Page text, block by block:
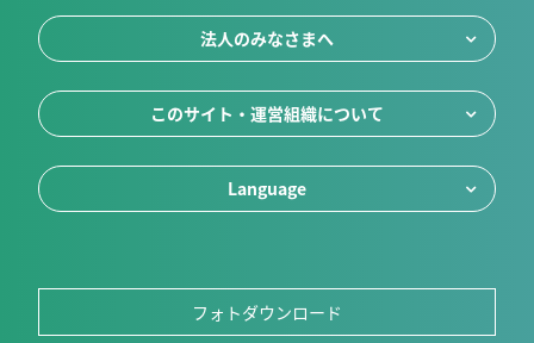
法人のみなさまへ
このサイト・運営組織について
Language
フォトダウンロード